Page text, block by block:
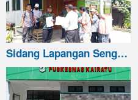
Sidang Lapangan Seng…